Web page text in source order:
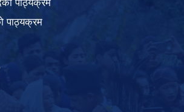
पाठ्यक्रम
पाठ्यक्रम